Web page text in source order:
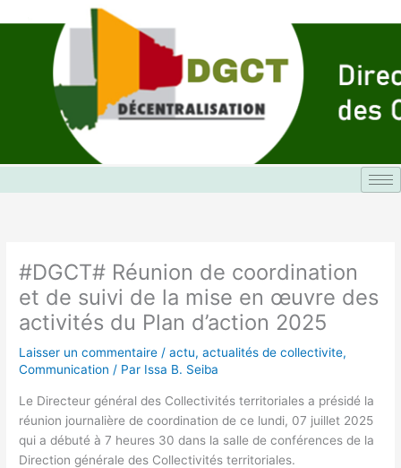
au
#DGCT# Réunion de coordination
et de suivi de la mise en œuvre des
activités du Plan d’action 2025
Laisser un commentaire /actu,actualités de collectivite,
Communication / Par Issa B. Seiba
Le Directeur général des Collectivités territoriales a présidé la
réunion journalière de coordination de ce lundi, 07 juillet 2025
qui a débuté à 7 heures 30 dans la salle de conférences de la
Direction générale des Collectivités territoriales.